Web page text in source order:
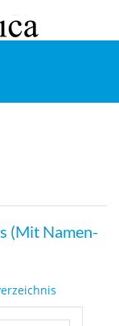
(Mit Namen-